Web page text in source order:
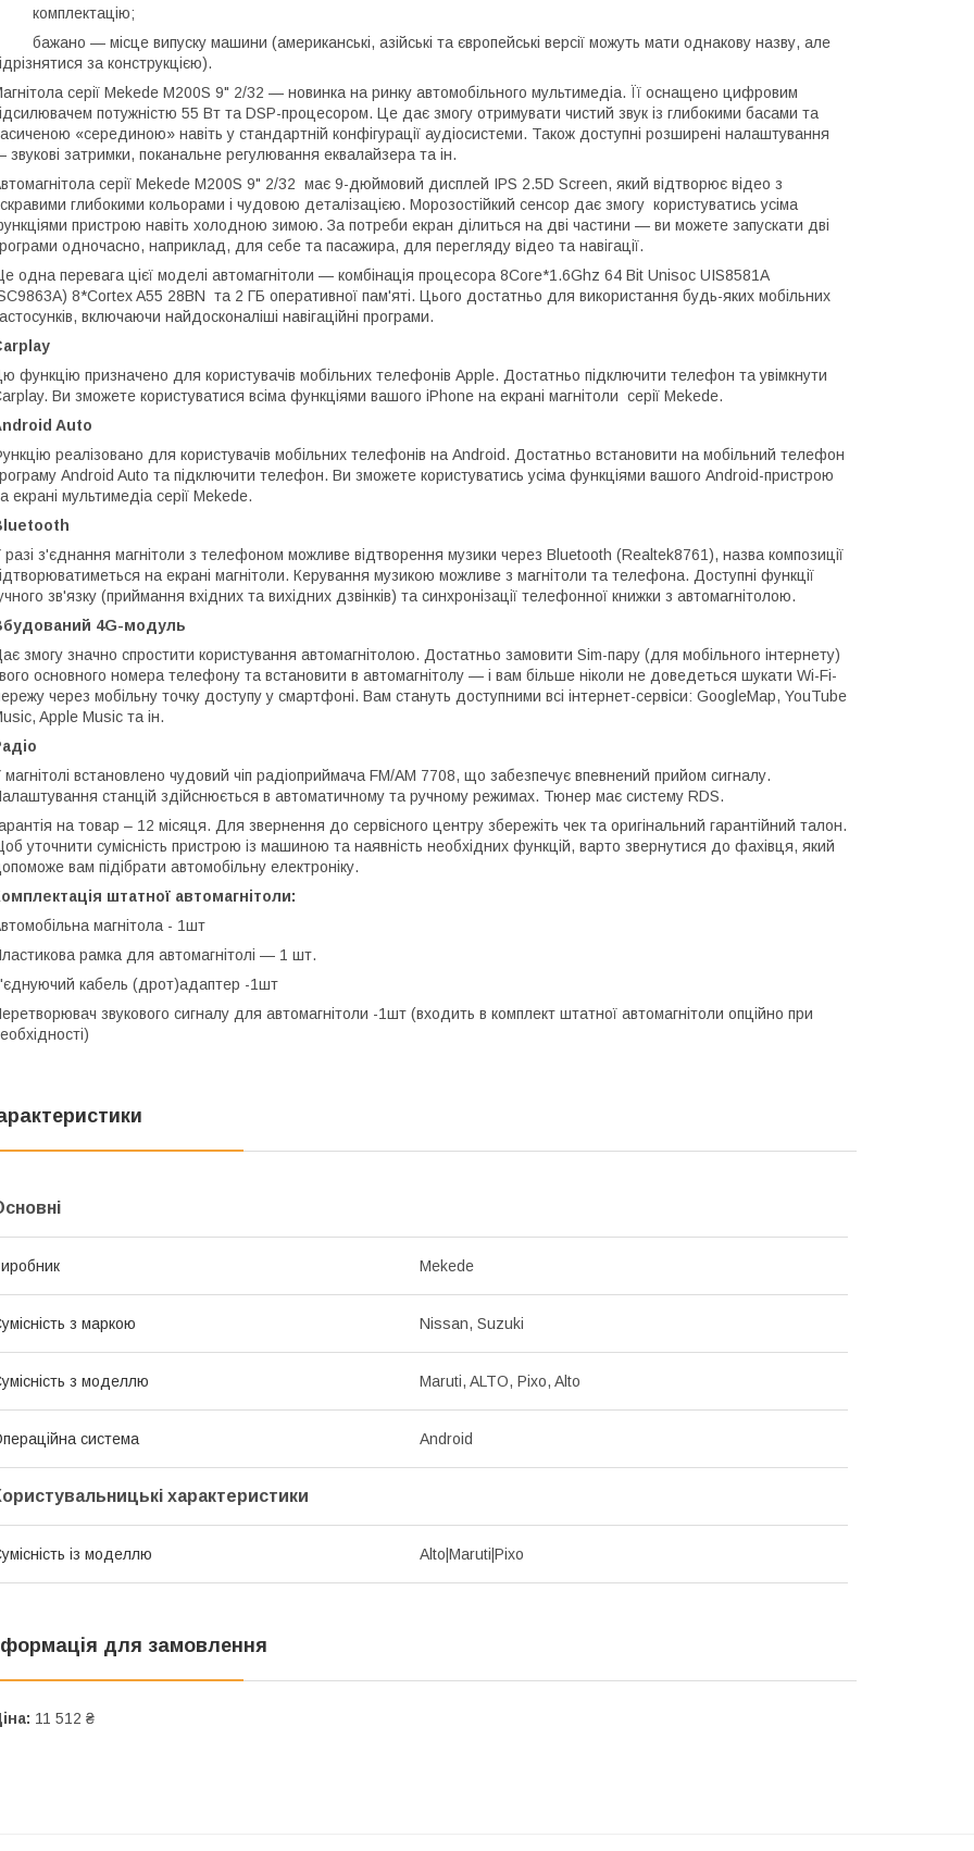
комплектацію;
бажано — місце випуску машини (американські, азійські та європейські версії можуть мати однакову назву, але
за конструкцією).
серії Mekede M200S 9" 2/32 — новинка на ринку автомобільного мультимедіа. Її оснащено цифровим
потужністю 55 Вт та DSP-процесором. Це дає змогу отримувати чистий звук із глибокими басами та
«серединою» навіть у стандартній конфігурації аудіосистеми. Також доступні розширені налаштування
звукові затримки, поканальне регулювання еквалайзера та ін.
серії Mekede M200S 9" 2/32 має 9-дюймовий дисплей IPS 2.5D Screen, який відтворює відео з
глибокими кольорами і чудовою деталізацією. Морозостійкий сенсор дає змогу користуватись усіма
пристрою навіть холодною зимою. За потреби екран ділиться на дві частини — ви можете запускати дві
одночасно, наприклад, для себе та пасажира, для перегляду відео та навігації.
одна перевага цієї моделі автомагнітоли — комбінація процесора 8Core*1.6Ghz 64 Bit Unisoc UIS8581A
8*Cortex A55 28BN та 2 ГБ оперативної пам'яті. Цього достатньо для використання будь-яких мобільних
включаючи найдосконаліші навігаційні програми.
функцію призначено для користувачів мобільних телефонів Apple. Достатньо підключити телефон та увімкнути
Ви зможете користуватися всіма функціями вашого iPhone на екрані магнітоли серії Mekede.
Auto
реалізовано для користувачів мобільних телефонів на Android. Достатньо встановити на мобільний телефон
Android Auto та підключити телефон. Ви зможете користуватись усіма функціями вашого Android-пристрою
екрані мультимедіа серії Mekede.
разі з'єднання магнітоли з телефоном можливе відтворення музики через Bluetooth (Realtek8761), назва композиції
на екрані магнітоли. Керування музикою можливе з магнітоли та телефона. Доступні функції
зв'язку (приймання вхідних та вихідних дзвінків) та синхронізації телефонної книжки з автомагнітолою.
4G-модуль
змогу значно спростити користування автомагнітолою. Достатньо замовити Sim-пару (для мобільного інтернету)
основного номера телефону та встановити в автомагнітолу — і вам більше ніколи не доведеться шукати Wi-Fi-
через мобільну точку доступу у смартфоні. Вам стануть доступними всі інтернет-сервіси: GoogleMap, YouTube
Apple Music та ін.
магнітолі встановлено чудовий чіп радіоприймача FM/AM 7708, що забезпечує впевнений прийом сигналу.
станцій здійснюється в автоматичному та ручному режимах. Тюнер має систему RDS.
на товар – 12 місяця. Для звернення до сервісного центру збережіть чек та оригінальний гарантійний талон.
уточнити сумісність пристрою із машиною та наявність необхідних функцій, варто звернутися до фахівця, який
вам підібрати автомобільну електроніку.
штатної автомагнітоли:
магнітола - 1шт
рамка для автомагнітолі — 1 шт.
кабель (дрот)адаптер -1шт
звукового сигналу для автомагнітоли -1шт (входить в комплект штатної автомагнітоли опційно при
Mekede
з маркою Nissan, Suzuki
з моделлю Maruti, ALTO, Pixo, Alto
система Android
характеристики
із моделлю Alto|Maruti|Pixo
для замовлення
11 512 ₴